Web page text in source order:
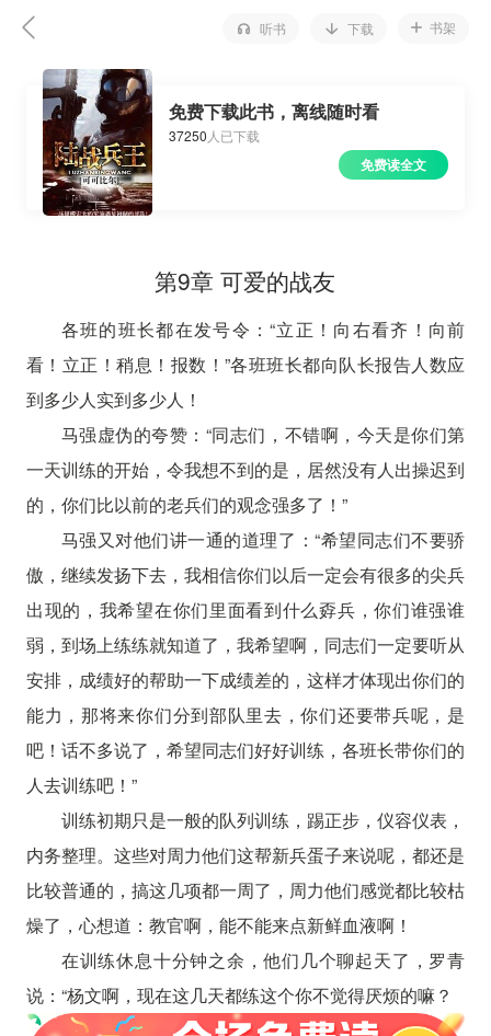
听书 下载 书架
免费下载此书，离线随时看
37250 人已下载
免费读全文
第9章 可爱的战友
各班的班长都在发号令：“立正！向右看齐！向前
看！立正！稍息！报数！”各班班长都向队长报告人数应
到多少人实到多少人！
马强虚伪的夸赞：“同志们，不错啊，今天是你们第
一天训练的开始，令我想不到的是，居然没有人出操迟到
的，你们比以前的老兵们的观念强多了！”
马强又对他们讲一通的道理了：“希望同志们不要骄
傲，继续发扬下去，我相信你们以后一定会有很多的尖兵
出现的，我希望在你们里面看到什么孬兵，你们谁强谁
弱，到场上练练就知道了，我希望啊，同志们一定要听从
安排，成绩好的帮助一下成绩差的，这样才体现出你们的
能力，那将来你们分到部队里去，你们还要带兵呢，是
吧！话不多说了，希望同志们好好训练，各班长带你们的
人去训练吧！”
训练初期只是一般的队列训练，踢正步，仪容仪表，
内务整理。这些对周力他们这帮新兵蛋子来说呢，都还是
比较普通的，搞这几项都一周了，周力他们感觉都比较枯
燥了，心想道：教官啊，能不能来点新鲜血液啊！
在训练休息十分钟之余，他们几个聊起天了，罗青
说：“杨文啊，现在这几天都练这个你不觉得厌烦的嘛？